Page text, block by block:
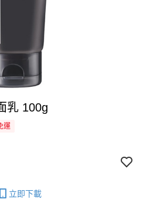
乳 100g
運
立即下載